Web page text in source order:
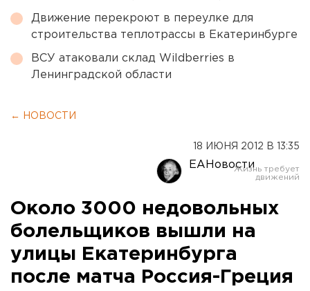
Движение перекроют в переулке для
строительства теплотрассы в Екатеринбурге
ВСУ атаковали склад Wildberries в
Ленинградской области
← НОВОСТИ
18 ИЮНЯ 2012 В 13:35
ЕАНовости
Около 3000 недовольных
болельщиков вышли на
улицы Екатеринбурга
после матча Россия-Греция